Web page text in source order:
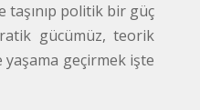
politik bir güç
gücümüz, teorik
yaşama geçirmek işte